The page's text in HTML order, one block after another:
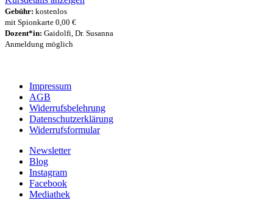
Gebühr: kostenlos
mit Spionkarte 0,00 €
Dozent*in: Gaidolfi, Dr. Susanna
Anmeldung möglich
Impressum
AGB
Widerrufsbelehrung
Datenschutzerklärung
Widerrufsformular
Newsletter
Blog
Instagram
Facebook
Mediathek